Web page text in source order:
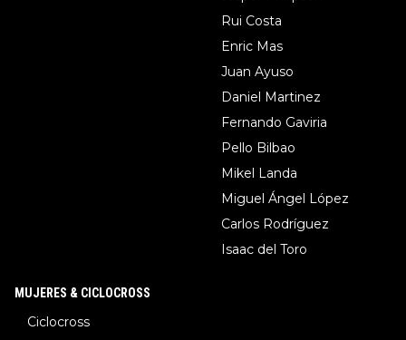
Rui Costa
Enric Mas
Juan Ayuso
Daniel Martinez
Fernando Gaviria
Pello Bilbao
Mikel Landa
Miguel Ángel López
Carlos Rodríguez
Isaac del Toro
MUJERES & CICLOCROSS
Ciclocross